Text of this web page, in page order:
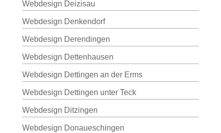
Webdesign Deizisau
Webdesign Denkendorf
Webdesign Derendingen
Webdesign Dettenhausen
Webdesign Dettingen an der Erms
Webdesign Dettingen unter Teck
Webdesign Ditzingen
Webdesign Donaueschingen